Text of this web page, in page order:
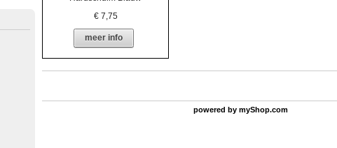
€ 7,75
meer info
powered bymyShop.com